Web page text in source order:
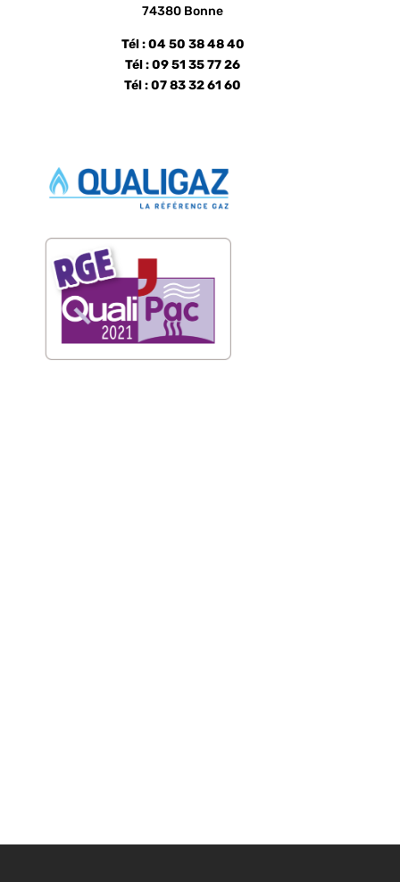
74380 Bonne
Tél : 04 50 38 48 40
Tél : 09 51 35 77 26
Tél : 07 83 32 61 60